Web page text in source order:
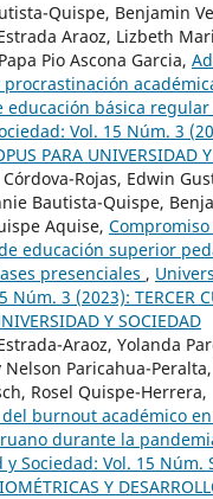
Quispe, Benjamin
Araoz, Lizbeth
Pio Ascona Garcia,
procrastinación
educación básica regular
Vol. 15 Núm. 3
PARA UNIVERSIDAD
Rojas, Edwin
Bautista-Quispe,
Aquise,
educación superior
presenciales ,
Núm. 3 (2023): TERCER
Y SOCIEDAD
Araoz, Yolanda
Nelson Paricahua-
Rosel Quispe-Herrera,
burnout académico
durante la
Sociedad: Vol. 15 Núm.
Y